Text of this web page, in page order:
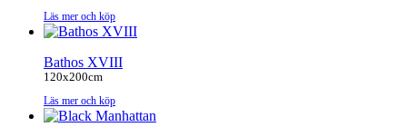
Läs mer och köp
Bathos XVIII
120x200cm
Läs mer och köp